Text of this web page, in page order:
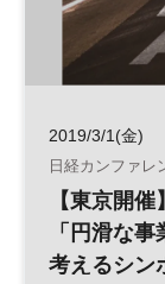
2019/3/1(金)
日経カンファレ
【東京開催】
「円滑な
考えるシン